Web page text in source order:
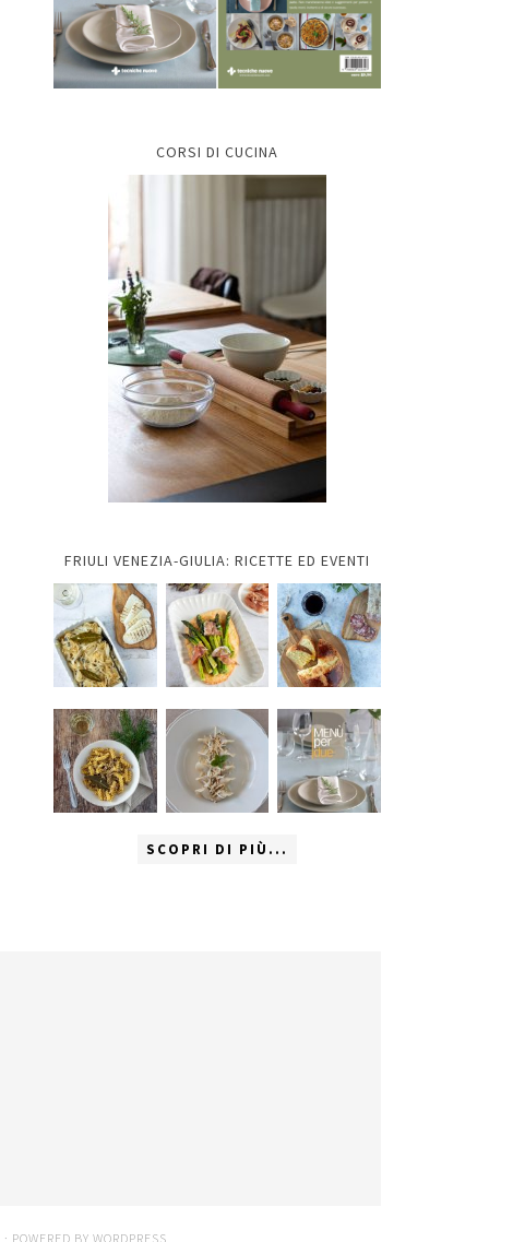
CORSI DI CUCINA
FRIULI VENEZIA-GIULIA: RICETTE ED EVENTI
SCOPRI DI PIÙ...
· POWERED BY WORDPRESS